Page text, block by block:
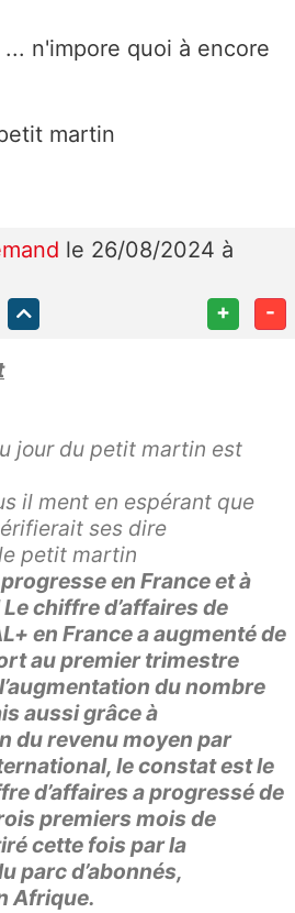
n'impore quoi à encore
martin
le 26/08/2024 à
+ -
jour du petit martin est
il ment en espérant que
ses dire
petit martin
en France et à
chiffre d’affaires de
en France a augmenté de
au premier trimestre
du nombre
aussi grâce à
du revenu moyen par
le constat est le
d’affaires a progressé de
premiers mois de
cette fois par la
parc d’abonnés,
Afrique.